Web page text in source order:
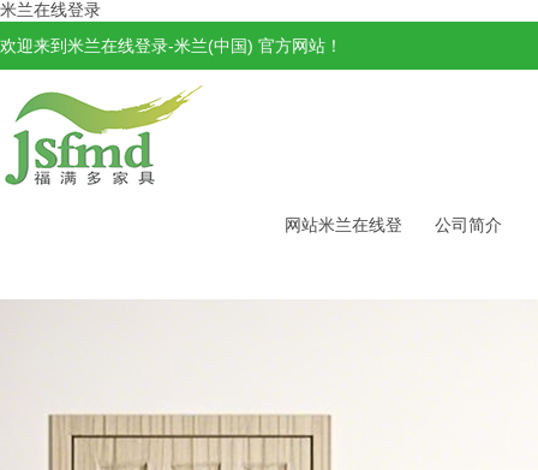
米兰在线登录
欢迎来到米兰在线登录-米兰(中国) 官方网站！
网站米兰在线登 公司简介